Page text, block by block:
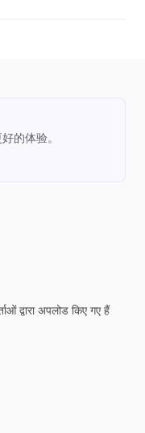
的体验。
द्वारा अपलोड किए गए हैं